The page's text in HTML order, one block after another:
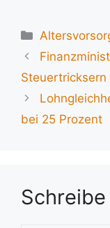
Kategorien
Steuertricksern
bei 25 Prozent